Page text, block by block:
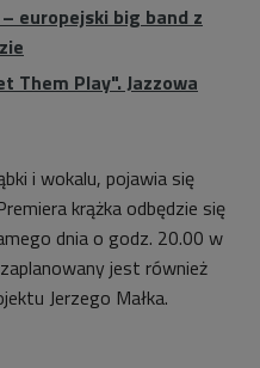
europejski big band z
Them Play". Jazzowa
i wokalu, pojawia się
krążka odbędzie się
dnia o godz. 20.00 w
jest również
Jerzego Małka.